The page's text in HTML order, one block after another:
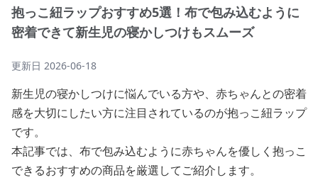
抱っこ紐ラップおすすめ5選！布で包み込むように
密着できて新生児の寝かしつけもスムーズ
更新日 2026-06-18
新生児の寝かしつけに悩んでいる方や、赤ちゃんとの密着
感を大切にしたい方に注目されているのが抱っこ紐ラップ
です。
本記事では、布で包み込むように赤ちゃんを優しく抱っこ
できるおすすめの商品を厳選してご紹介します。